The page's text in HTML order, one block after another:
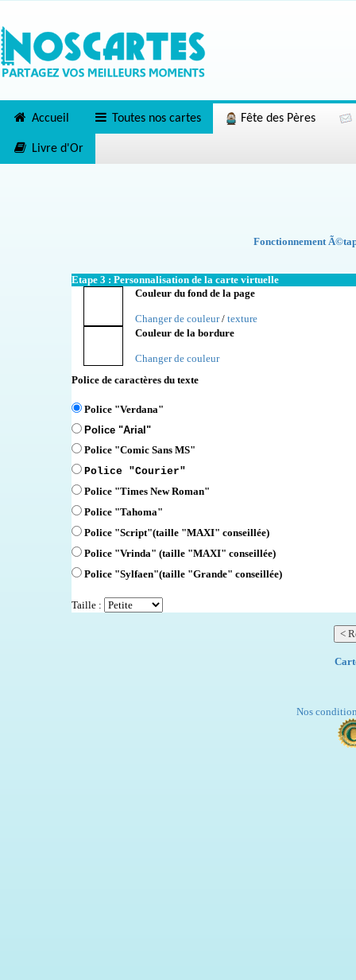
Accueil Toutes nos cartes Fête des Pères
Livre d'Or
Fonctionnement
Etape 3 : Personnalisation de la carte virtuelle
Couleur du fond de la page
Changer de couleur/ texture
Couleur de la bordure
Changer de couleur
Police de caractères du texte
Police "Verdana"
Police "Arial"
Police "Comic Sans MS"
Police "Courier"
Police "Times New Roman"
Police "Tahoma"
Police "Script"(taille "MAXI" conseillée)
Police "Vrinda" (taille "MAXI" conseillée)
Police "Sylfaen"(taille "Grande" conseillée)
Taille :
Nos